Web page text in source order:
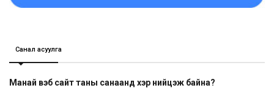
Санал асуулга
Манай вэб сайт таны санаанд хэр нийцэж байна?